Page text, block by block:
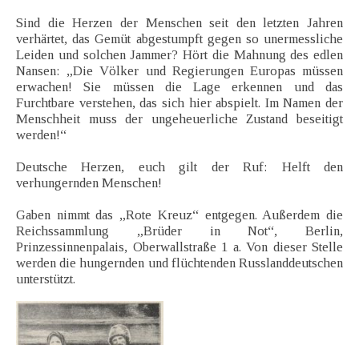
Sind die Herzen der Menschen seit den letzten Jahren
verhärtet, das Gemüt abgestumpft gegen so unermessliche
Leiden und solchen Jammer? Hört die Mahnung des edlen
Nansen: „Die Völker und Regierungen Europas müssen
erwachen! Sie müssen die Lage erkennen und das
Furchtbare verstehen, das sich hier abspielt. Im Namen der
Menschheit muss der ungeheuerliche Zustand beseitigt
werden!“
Deutsche Herzen, euch gilt der Ruf: Helft den
verhungernden Menschen!
Gaben nimmt das „Rote Kreuz“ entgegen. Außerdem die
Reichssammlung „Brüder in Not“, Berlin,
Prinzessinnenpalais, Oberwallstraße 1 a. Von dieser Stelle
werden die hungernden und flüchtenden Russlanddeutschen
unterstützt.